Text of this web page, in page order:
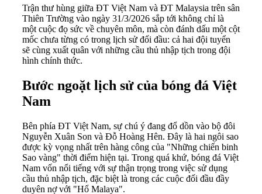
Trận thư hùng giữa ĐT Việt Nam và ĐT Malaysia trên sân
Thiên Trường vào ngày 31/3/2026 sắp tới không chỉ là
một cuộc đọ sức về chuyên môn, mà còn đánh dấu một cột
mốc chưa từng có trong lịch sử đối đầu: cả hai đội tuyển
sẽ cùng xuất quân với những cầu thủ nhập tịch trong đội
hình chính thức.
Bước ngoặt lịch sử của bóng đá Việt
Nam
Bên phía ĐT Việt Nam, sự chú ý đang đổ dồn vào bộ đôi
Nguyễn Xuân Son và Đỗ Hoàng Hên. Đây là hai ngôi sao
được kỳ vọng nhất trên hàng công của "Những chiến binh
Sao vàng" thời điểm hiện tại. Trong quá khứ, bóng đá Việt
Nam vốn nổi tiếng với sự thận trọng trong việc sử dụng
cầu thủ nhập tịch, đặc biệt là trong các cuộc đối đầu đầy
duyên nợ với "Hổ Malaya".